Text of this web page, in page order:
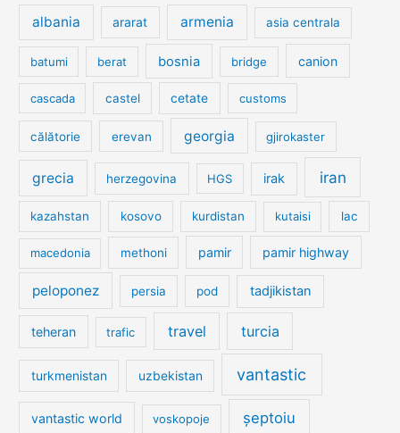
albania ararat armenia asia centrala
batumi berat bosnia bridge canion
cascada castel cetate customs
călătorie erevan georgia gjirokaster
grecia herzegovina HGS irak iran
kazahstan kosovo kurdistan kutaisi lac
macedonia methoni pamir pamir highway
peloponez persia pod tadjikistan
teheran trafic travel turcia
turkmenistan uzbekistan vantastic
vantastic world voskopoje șeptoiu